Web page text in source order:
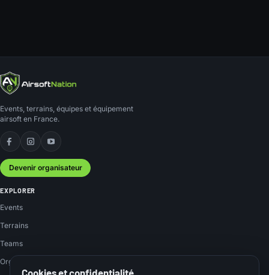
Events, terrains, équipes et équipement
airsoft en France.
Facebook
Instagram
YouTube
Devenir organisateur
EXPLORER
Events
Terrains
Teams
Organisateurs
Cookies et confidentialité